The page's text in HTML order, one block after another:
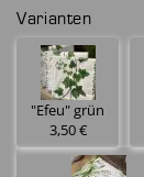
Varianten
"Efeu" grün
3,50 €